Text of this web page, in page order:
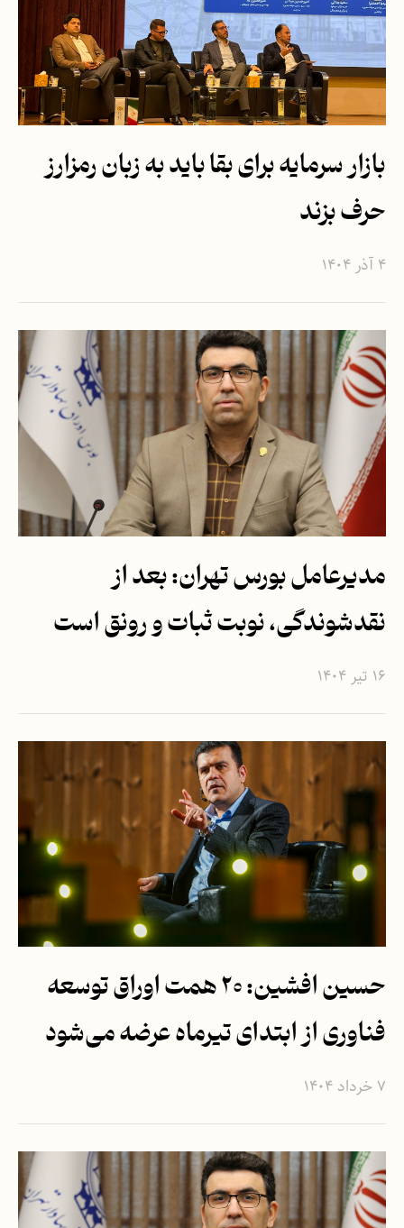
بازار سرمایه برای بقا باید به زبان رمزارز
حرف بزند
۴ آذر ۱۴۰۴
مدیرعامل بورس تهران: بعد از
نقدشوندگی، نوبت ثبات و رونق است
۱۶ تیر ۱۴۰۴
حسین افشین: ۲۰ همت اوراق توسعه
فناوری از ابتدای تیرماه عرضه می‌شود
۷ خرداد ۱۴۰۴